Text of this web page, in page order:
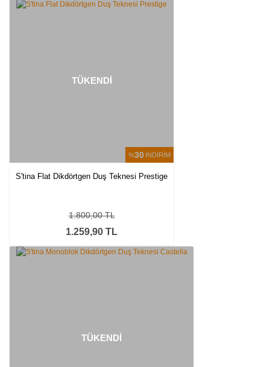
%30 İNDİRİM
TÜKENDİ
S'tina Flat Dikdörtgen Duş Teknesi Prestige
1.259,90 TL
1.800,00 TL
TÜKENDİ